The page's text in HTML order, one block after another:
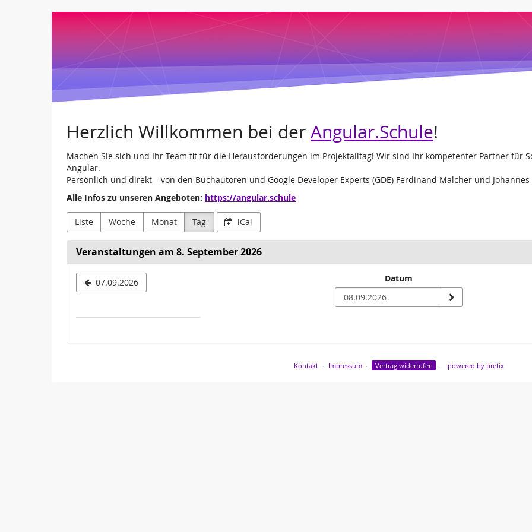
Angular.Schule
Leipzig
und
Online
Herzlich Willkommen bei derAngular.Schule!
Machen Sie sich und Ihr Team fit für die Herausforderungen im Projektalltag! Wir sind Ihr kompetenter Partner für
Angular.
Persönlich und direkt – von den Buchautoren und Google Developer Experts (GDE) Ferdinand Malcher und Johannes
Alle Infos zu unseren Angeboten: https://angular.schule
Liste Woche Monat Tag iCal
Veranstaltungen am 8. September 2026
07.09.2026 Datum
Kontakt Impressum Vertrag widerrufen powered by pretix